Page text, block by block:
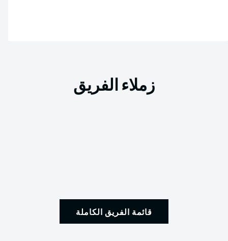
زملاء الفريق
قائمة الفريق الكاملة